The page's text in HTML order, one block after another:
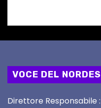
VOCE DEL
Direttore Responsabile :